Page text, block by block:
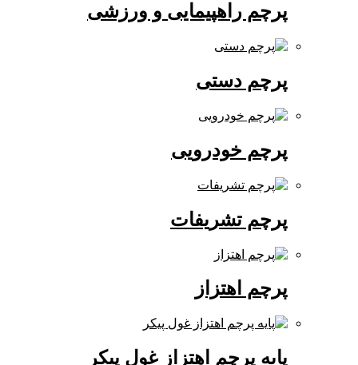
پرچم راهپیمایی و ورزشی
پرچم دستی
پرچم خودرویی
پرچم تشریفات
پرچم اهتزاز
پایه پرچم اهتزاز غول پیکر